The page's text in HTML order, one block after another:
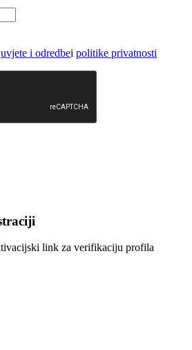
uvjete i odredbei politike privatnosti
link za verifikaciju profila